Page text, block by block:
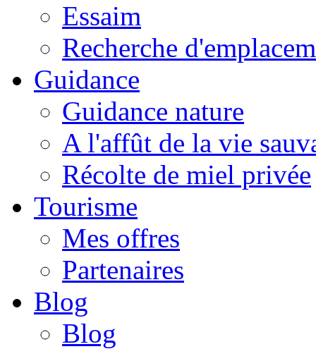
Essaim
Recherche
Guidance
Guidance nature
A l'affût de la vie
Récolte de miel privée
Tourisme
Mes offres
Partenaires
Blog
Blog